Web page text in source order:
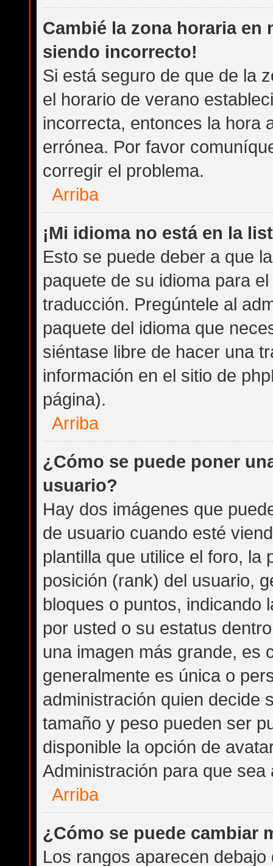
Cambié la zona horaria en
siendo incorrecto!
Si está seguro de que de la
el horario de verano
incorrecta, entonces la hora
errónea. Por favor
corregir el problema.
Arriba
¡Mi idioma no está en la
Esto se puede deber a que
paquete de su idioma para
traducción. Pregúntele al
paquete del idioma que
siéntase libre de hacer una
información en el sitio de
página).
Arriba
¿Cómo se puede poner
usuario?
Hay dos imágenes que
de usuario cuando esté
plantilla que utilice el foro, la
posición (rank) del usuario,
bloques o puntos, indicando
por usted o su estatus
una imagen más grande, es
generalmente es única o
administración quien decide
tamaño y peso pueden ser
disponible la opción de
Administración para que sea
Arriba
¿Cómo se puede cambiar
Los rangos aparecen